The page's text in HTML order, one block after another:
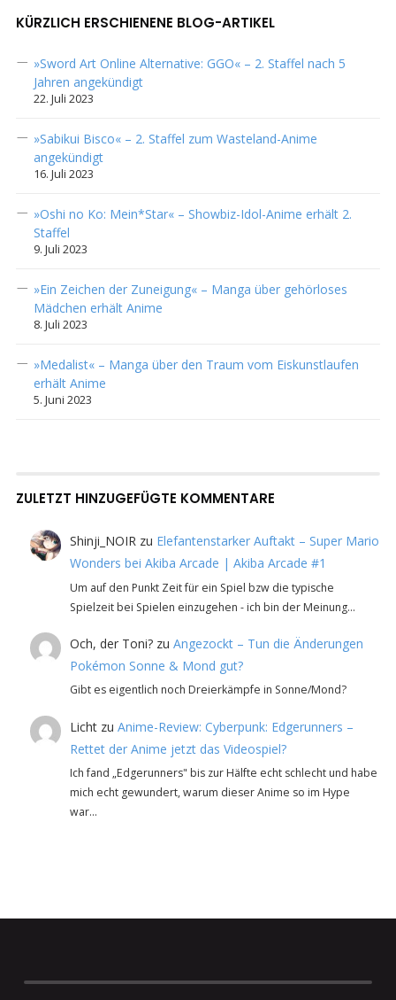
KÜRZLICH ERSCHIENENE BLOG-ARTIKEL
»Sword Art Online Alternative: GGO« – 2. Staffel nach 5
Jahren angekündigt
22. Juli 2023
»Sabikui Bisco« – 2. Staffel zum Wasteland-Anime
angekündigt
16. Juli 2023
»Oshi no Ko: Mein*Star« – Showbiz-Idol-Anime erhält 2.
Staffel
9. Juli 2023
»Ein Zeichen der Zuneigung« – Manga über gehörloses
Mädchen erhält Anime
8. Juli 2023
»Medalist« – Manga über den Traum vom Eiskunstlaufen
erhält Anime
5. Juni 2023
ZULETZT HINZUGEFÜGTE KOMMENTARE
Shinji_NOIR zu Elefantenstarker Auftakt – Super Mario
Wonders bei Akiba Arcade | Akiba Arcade #1
Um auf den Punkt Zeit für ein Spiel bzw die typische
Spielzeit bei Spielen einzugehen - ich bin der Meinung…
Och, der Toni? zuAngezockt – Tun die Änderungen
Pokémon Sonne & Mond gut?
Gibt es eigentlich noch Dreierkämpfe in Sonne/Mond?
Licht zuAnime-Review: Cyberpunk: Edgerunners –
Rettet der Anime jetzt das Videospiel?
Ich fand „Edgerunners" bis zur Hälfte echt schlecht und habe
mich echt gewundert, warum dieser Anime so im Hype
war…